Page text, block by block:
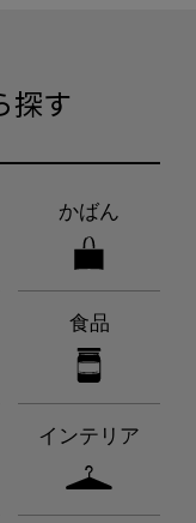
探す
かばん
食品
インテリア